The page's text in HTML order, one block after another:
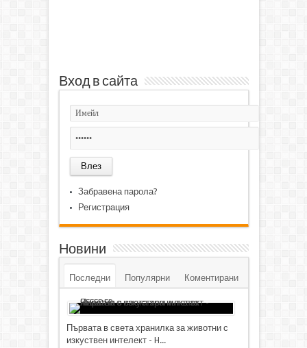
Вход в сайта
Забравена парола?
Регистрация
Новини
Последни Популярни Коментирани
Първата в света хранилка за животни с
изкуствен интелект - H...